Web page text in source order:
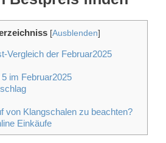
[Ausblenden]
Vergleich der Februar2025
im Februar2025
von Klangschalen zu beachten?
Einkäufe